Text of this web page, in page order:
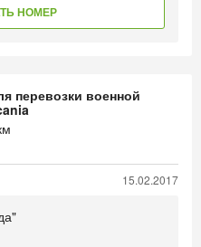
НОМЕР
перевозки военной
15.02.2017